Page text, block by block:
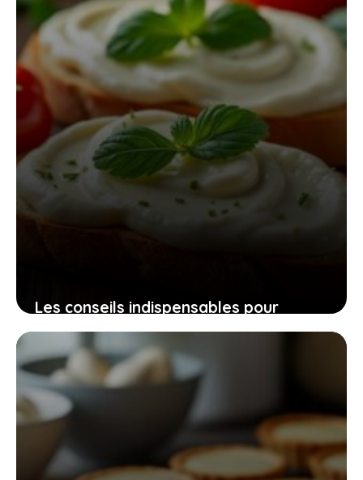
6 juin 2026
Les conseils indispensables pour
préparer des toasts apéritifs froids,
simples, rapides et irrésistibles
29 mai 2026